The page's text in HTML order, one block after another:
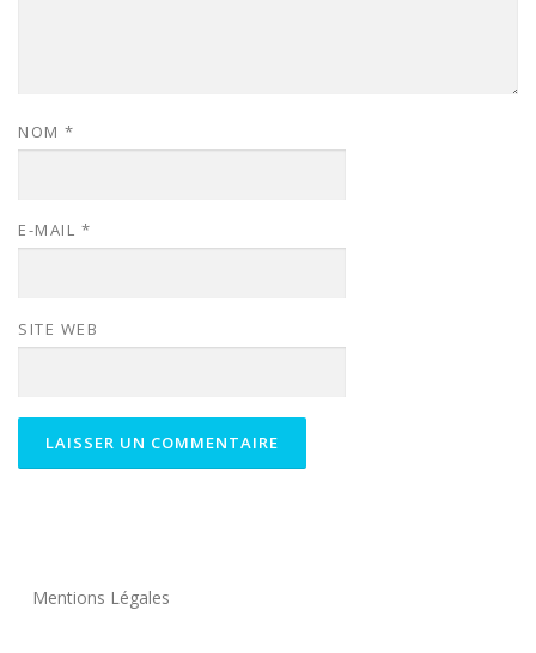
NOM *
E-MAIL *
SITE WEB
Mentions Légales